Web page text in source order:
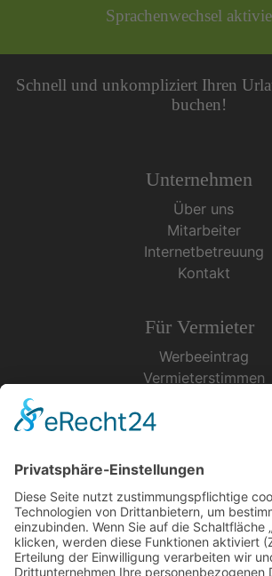
Sprachenwechsel
Schnell und unkompliziert Ihren
buchen!
Unternehmen
Über uns
Mitarbeiter
Internetbetreuung
Kontakt
Für Vermieter
Werbeeintrag
Vermieterstimmen
Urlaubsservice
Bücher, Karten &
Ihre Anreise
Wetter